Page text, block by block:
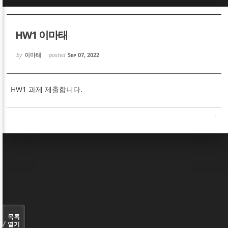
HW1 이마태
by 이마태 posted Sep 07, 2022
HW1 과제 제출합니다.
목록
열기
Sketchbook5, 스케치북5
Sketchbook5, 스케치북5
Sketchbook5, 스케치북5
Sketchbook5, 스케치북5